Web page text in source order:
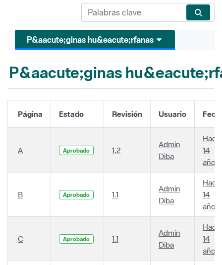
P&aacute;ginas hu&eacute;rfanas
P&aacute;ginas
Página Estado Revisión Usuario
A Aprobado 1.2
Admin
Diba
Hace
14
años
B Aprobado 1.1
Admin
Diba
Hace
14
años
C Aprobado 1.1
Admin
Diba
Hace
14
años